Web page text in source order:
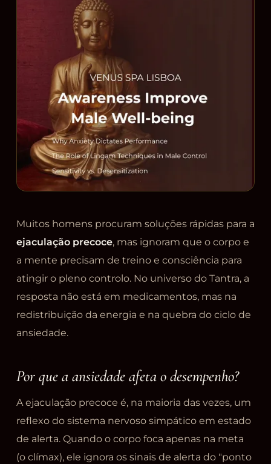
Muitos homens procuram soluções rápidas para a
ejaculação precoce, mas ignoram que o corpo e
a mente precisam de treino e consciência para
atingir o pleno controlo. No universo do Tantra, a
resposta não está em medicamentos, mas na
redistribuição da energia e na quebra do ciclo de
ansiedade.
Por que a ansiedade afeta o desempenho?
A ejaculação precoce é, na maioria das vezes, um
reflexo do sistema nervoso simpático em estado
de alerta. Quando o corpo foca apenas na meta
(o clímax), ele ignora os sinais de alerta do "ponto